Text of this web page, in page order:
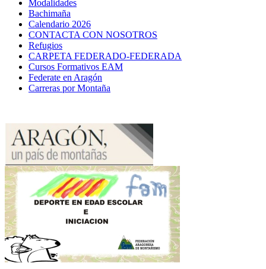
Modalidades
Bachimaña
Calendario 2026
CONTACTA CON NOSOTROS
Refugios
CARPETA FEDERADO-FEDERADA
Cursos Formativos EAM
Federate en Aragón
Carreras por Montaña